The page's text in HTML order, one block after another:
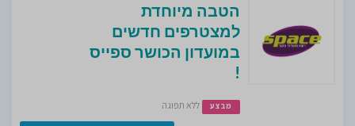
הטבה מיוחדת
למצטרפים חדשים
במועדון הכושר ספייס
!
מבצע ללא תפוגה